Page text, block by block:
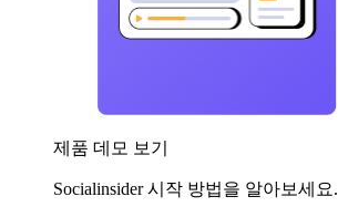
제품 데모 보기
Socialinsider 시작 방법을 알아보세요.